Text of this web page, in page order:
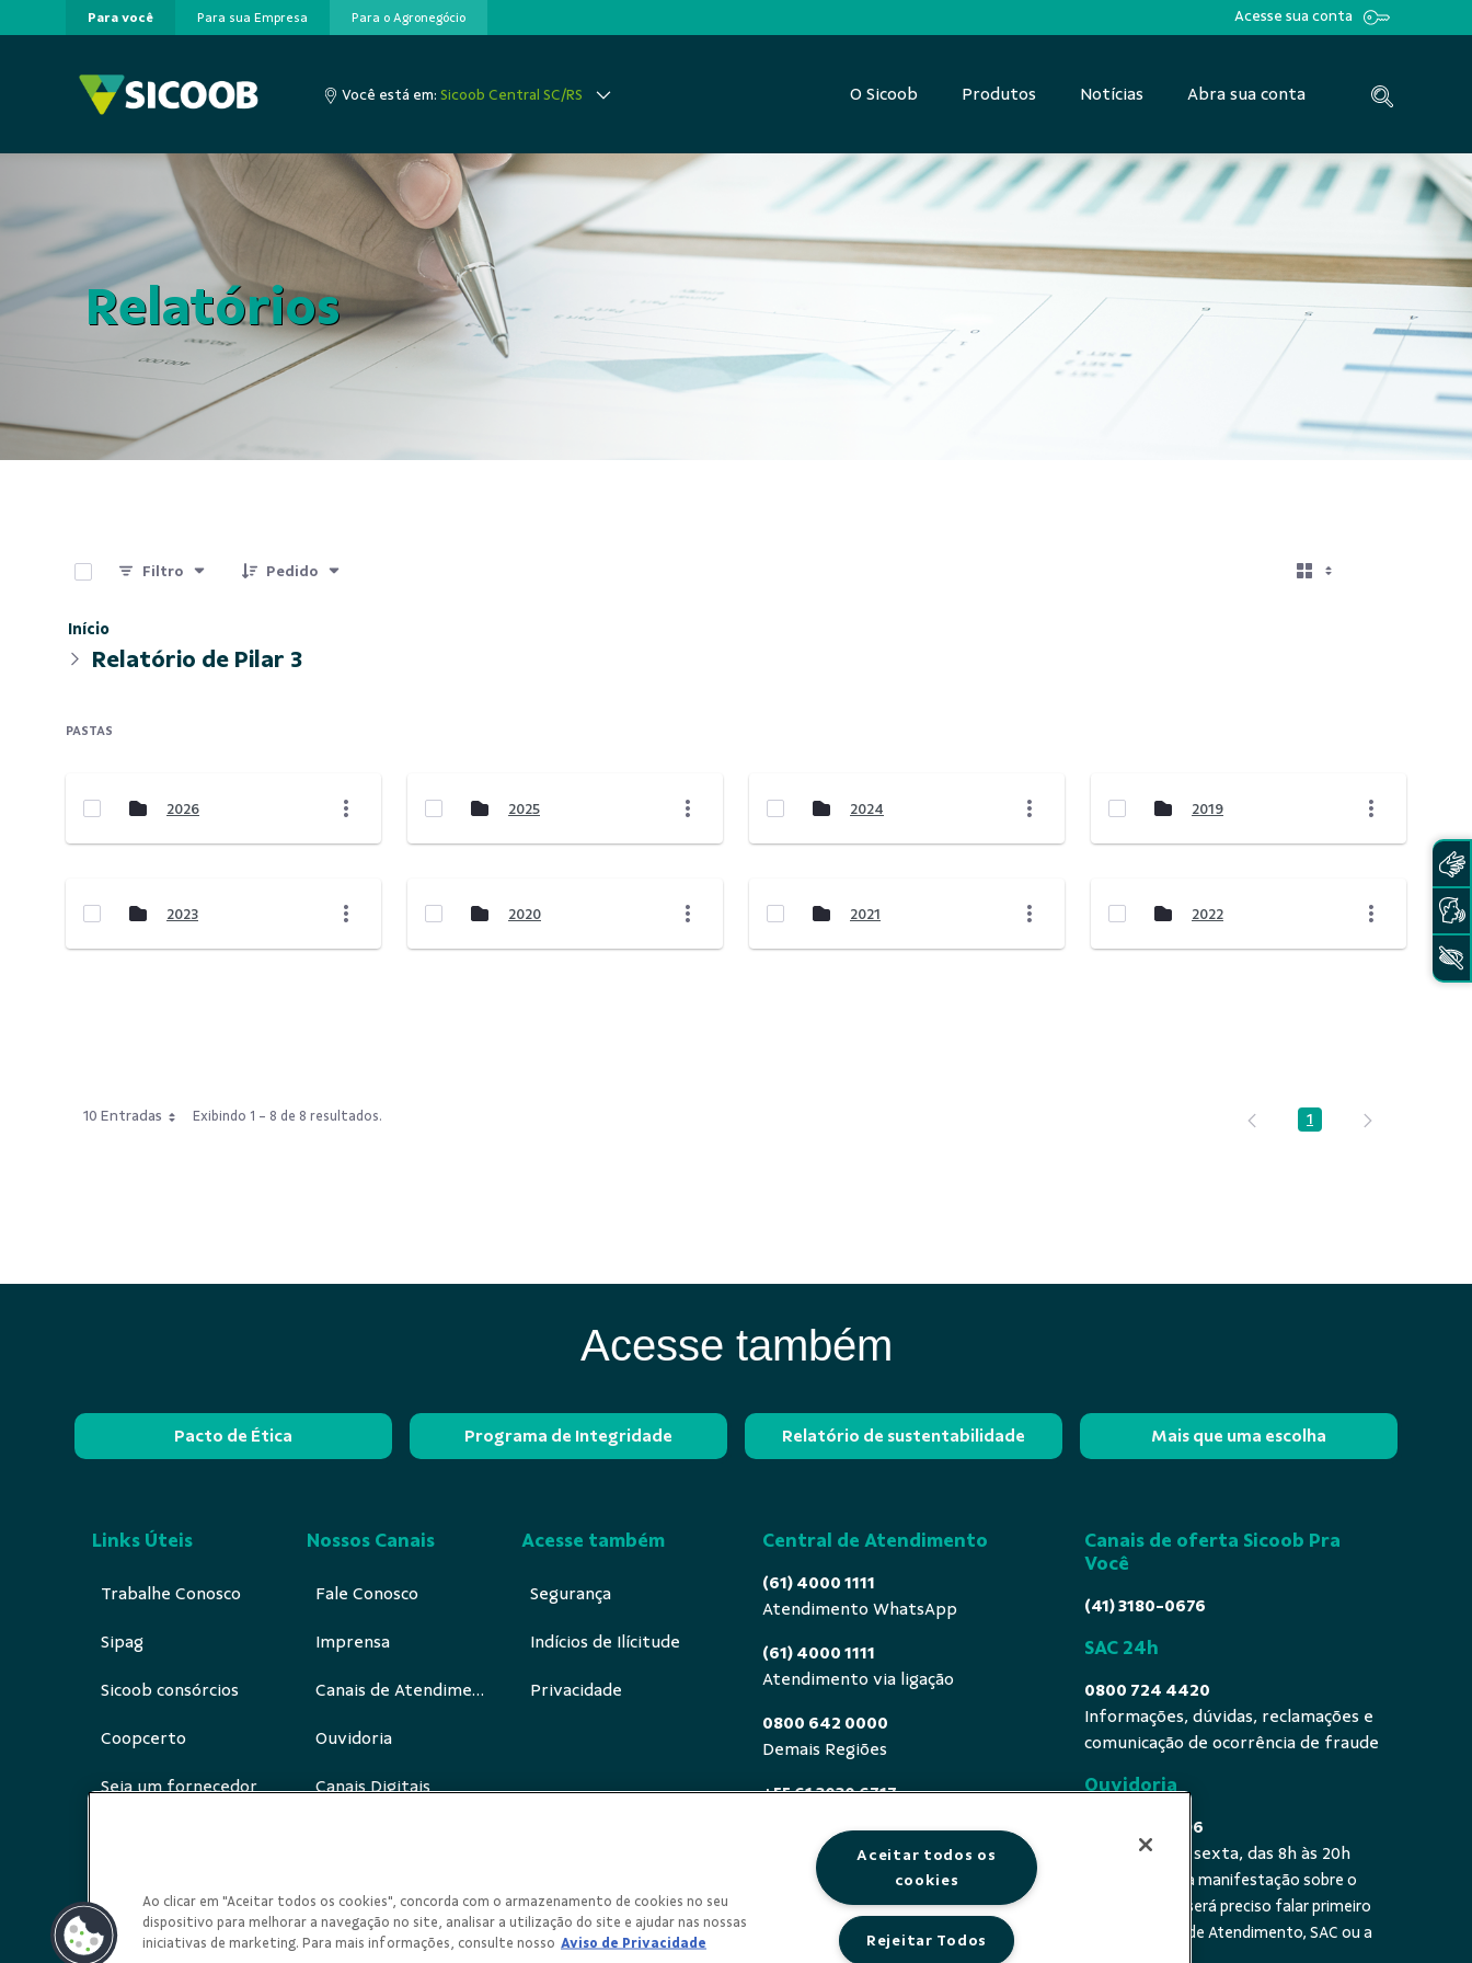
Pular para o Conteúdo principal
Para você Para sua Empresa Para o Agronegócio Acesse sua conta
Você está em:Sicoob Central SC/RS O Sicoob Produtos Notícias Abra sua conta
Relatórios
Filtro Pedido
Início
Relatório de Pilar 3
PASTAS
2026 2025 2024 2019
2023 2020 2021 2022
10 Entradas Exibindo 1 - 8 de 8 resultados. Página
1
Acesse também
Pacto de Ética Programa de Integridade Relatório de sustentabilidade Mais que uma escolha
Links Úteis
Trabalhe Conosco
Sipag
Sicoob consórcios
Coopcerto
Seja um fornecedor
Nossos Canais
Fale Conosco
Imprensa
Canais de Atendimento
Ouvidoria
Canais Digitais
Acesse também
Segurança
Indícios de Ilícitude
Privacidade
Redes Sociais
Central de Atendimento
(61) 4000 1111
Atendimento WhatsApp
(61) 4000 1111
Atendimento via ligação
0800 642 0000
Demais Regiões
+55 61 3030 6717
0800 940 0458
Deficientes auditivos ou de fala - De
segunda a sexta, das 8h às 20h
Canais de oferta Sicoob Pra
Você
(41) 3180-0676
SAC 24h
0800 724 4420
Informações, dúvidas, reclamações e
comunicação de ocorrência de fraude
Ouvidoria
0800 725 0996
De segunda a sexta, das 8h às 20h
É a sua primeira manifestação sobre o
tema? Se sim, será preciso falar primeiro
com a Central de Atendimento, SAC ou a
Ao clicar em "Aceitar todos os cookies", concorda com o armazenamento de cookies no seu
dispositivo para melhorar a navegação no site, analisar a utilização do site e ajudar nas nossas
iniciativas de marketing. Para mais informações, consulte nosso Aviso de Privacidade
Aceitar todos os
cookies
Rejeitar Todos